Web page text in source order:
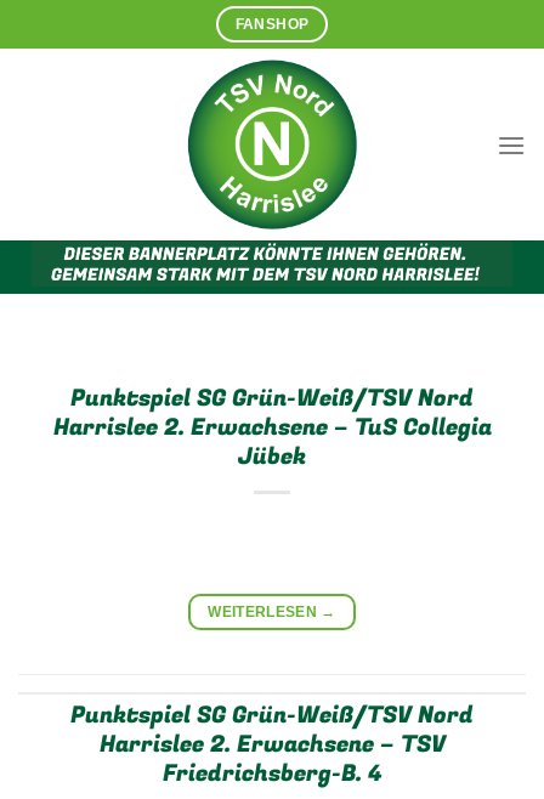
Inhalt
FANSHOP
Punktspiel SG Grün-Weiß/TSV Nord
Harrislee 2. Erwachsene – TuS Collegia
Jübek
WEITERLESEN →
Punktspiel SG Grün-Weiß/TSV Nord
Harrislee 2. Erwachsene – TSV
Friedrichsberg-B. 4